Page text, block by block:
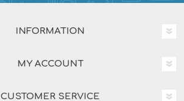
INFORMATION
MY ACCOUNT
CUSTOMER SERVICE